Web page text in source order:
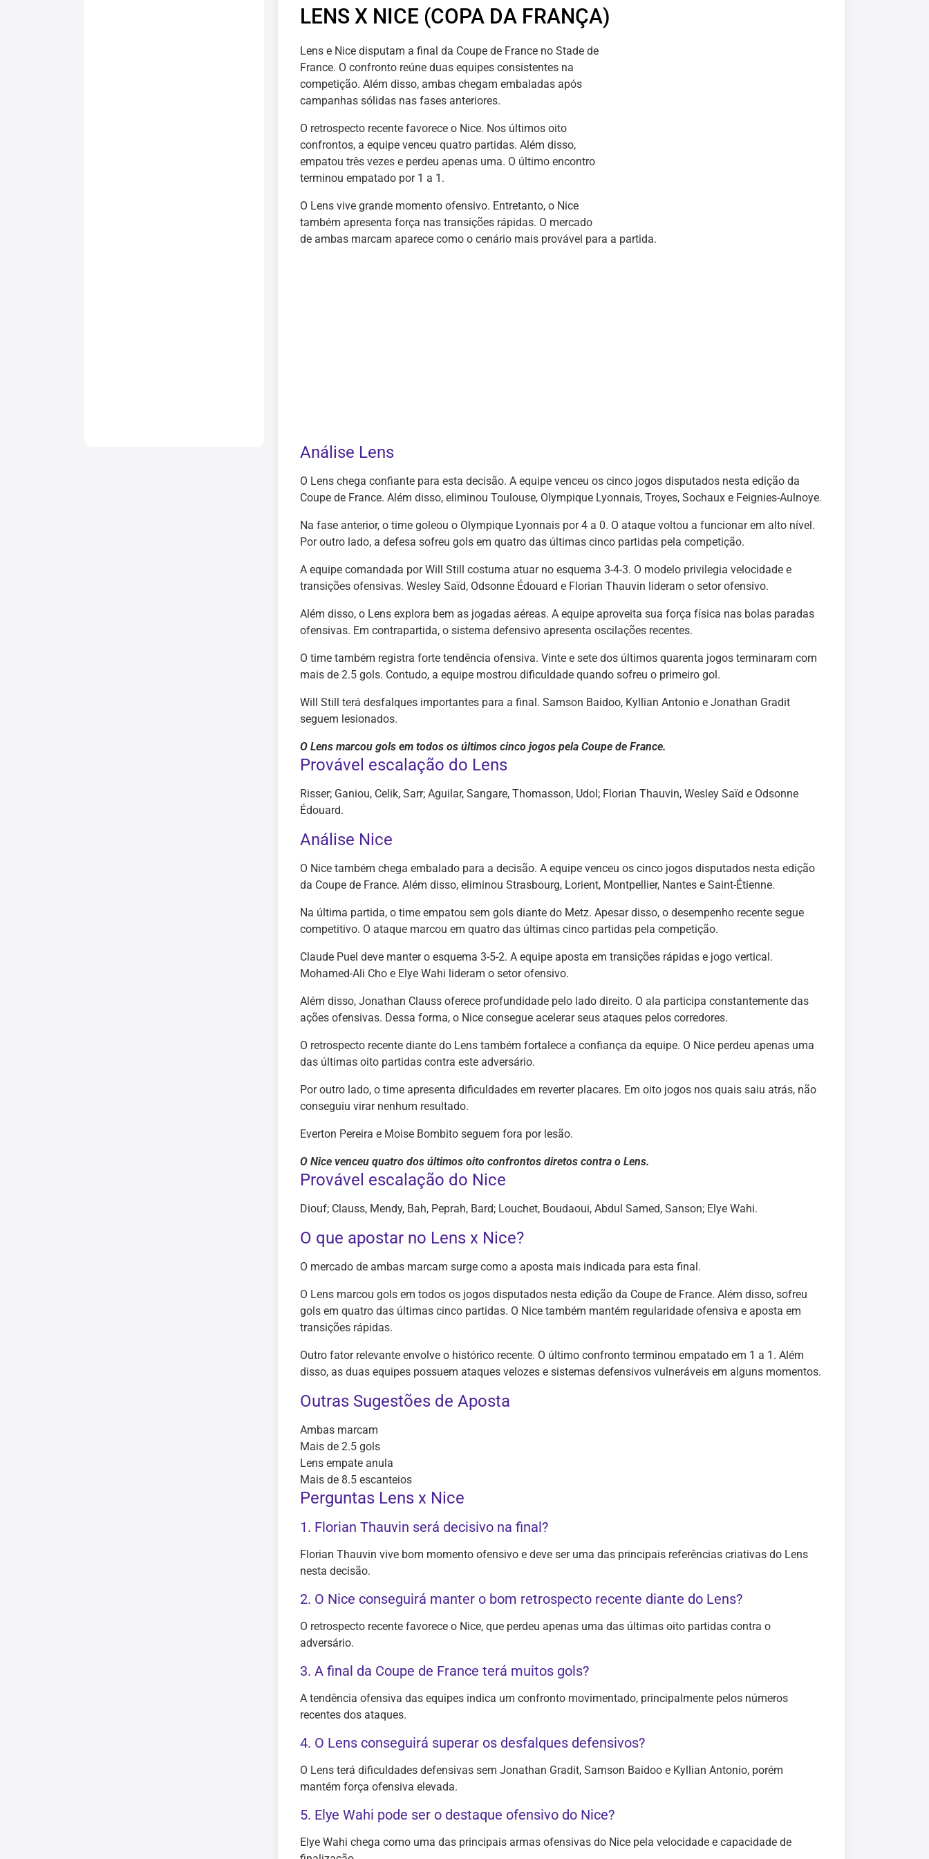
LENS X NICE (COPA DA FRANÇA)
Lens e Nice disputam a final da Coupe de France no Stade de
France. O confronto reúne duas equipes consistentes na
competição. Além disso, ambas chegam embaladas após
campanhas sólidas nas fases anteriores.
O retrospecto recente favorece o Nice. Nos últimos oito
confrontos, a equipe venceu quatro partidas. Além disso,
empatou três vezes e perdeu apenas uma. O último encontro
terminou empatado por 1 a 1.
O Lens vive grande momento ofensivo. Entretanto, o Nice
também apresenta força nas transições rápidas. O mercado
de ambas marcam aparece como o cenário mais provável para a partida.
Análise Lens
O Lens chega confiante para esta decisão. A equipe venceu os cinco jogos disputados nesta edição da
Coupe de France. Além disso, eliminou Toulouse, Olympique Lyonnais, Troyes, Sochaux e Feignies-Aulnoye.
Na fase anterior, o time goleou o Olympique Lyonnais por 4 a 0. O ataque voltou a funcionar em alto nível.
Por outro lado, a defesa sofreu gols em quatro das últimas cinco partidas pela competição.
A equipe comandada por Will Still costuma atuar no esquema 3-4-3. O modelo privilegia velocidade e
transições ofensivas. Wesley Saïd, Odsonne Édouard e Florian Thauvin lideram o setor ofensivo.
Além disso, o Lens explora bem as jogadas aéreas. A equipe aproveita sua força física nas bolas paradas
ofensivas. Em contrapartida, o sistema defensivo apresenta oscilações recentes.
O time também registra forte tendência ofensiva. Vinte e sete dos últimos quarenta jogos terminaram com
mais de 2.5 gols. Contudo, a equipe mostrou dificuldade quando sofreu o primeiro gol.
Will Still terá desfalques importantes para a final. Samson Baidoo, Kyllian Antonio e Jonathan Gradit
seguem lesionados.
O Lens marcou gols em todos os últimos cinco jogos pela Coupe de France.
Provável escalação do Lens
Risser; Ganiou, Celik, Sarr; Aguilar, Sangare, Thomasson, Udol; Florian Thauvin, Wesley Saïd e Odsonne
Édouard.
Análise Nice
O Nice também chega embalado para a decisão. A equipe venceu os cinco jogos disputados nesta edição
da Coupe de France. Além disso, eliminou Strasbourg, Lorient, Montpellier, Nantes e Saint-Étienne.
Na última partida, o time empatou sem gols diante do Metz. Apesar disso, o desempenho recente segue
competitivo. O ataque marcou em quatro das últimas cinco partidas pela competição.
Claude Puel deve manter o esquema 3-5-2. A equipe aposta em transições rápidas e jogo vertical.
Mohamed-Ali Cho e Elye Wahi lideram o setor ofensivo.
Além disso, Jonathan Clauss oferece profundidade pelo lado direito. O ala participa constantemente das
ações ofensivas. Dessa forma, o Nice consegue acelerar seus ataques pelos corredores.
O retrospecto recente diante do Lens também fortalece a confiança da equipe. O Nice perdeu apenas uma
das últimas oito partidas contra este adversário.
Por outro lado, o time apresenta dificuldades em reverter placares. Em oito jogos nos quais saiu atrás, não
conseguiu virar nenhum resultado.
Everton Pereira e Moise Bombito seguem fora por lesão.
O Nice venceu quatro dos últimos oito confrontos diretos contra o Lens.
Provável escalação do Nice
Diouf; Clauss, Mendy, Bah, Peprah, Bard; Louchet, Boudaoui, Abdul Samed, Sanson; Elye Wahi.
O que apostar no Lens x Nice?
O mercado de ambas marcam surge como a aposta mais indicada para esta final.
O Lens marcou gols em todos os jogos disputados nesta edição da Coupe de France. Além disso, sofreu
gols em quatro das últimas cinco partidas. O Nice também mantém regularidade ofensiva e aposta em
transições rápidas.
Outro fator relevante envolve o histórico recente. O último confronto terminou empatado em 1 a 1. Além
disso, as duas equipes possuem ataques velozes e sistemas defensivos vulneráveis em alguns momentos.
Outras Sugestões de Aposta
Ambas marcam
Mais de 2.5 gols
Lens empate anula
Mais de 8.5 escanteios
Perguntas Lens x Nice
1. Florian Thauvin será decisivo na final?
Florian Thauvin vive bom momento ofensivo e deve ser uma das principais referências criativas do Lens
nesta decisão.
2. O Nice conseguirá manter o bom retrospecto recente diante do Lens?
O retrospecto recente favorece o Nice, que perdeu apenas uma das últimas oito partidas contra o
adversário.
3. A final da Coupe de France terá muitos gols?
A tendência ofensiva das equipes indica um confronto movimentado, principalmente pelos números
recentes dos ataques.
4. O Lens conseguirá superar os desfalques defensivos?
O Lens terá dificuldades defensivas sem Jonathan Gradit, Samson Baidoo e Kyllian Antonio, porém
mantém força ofensiva elevada.
5. Elye Wahi pode ser o destaque ofensivo do Nice?
Elye Wahi chega como uma das principais armas ofensivas do Nice pela velocidade e capacidade de